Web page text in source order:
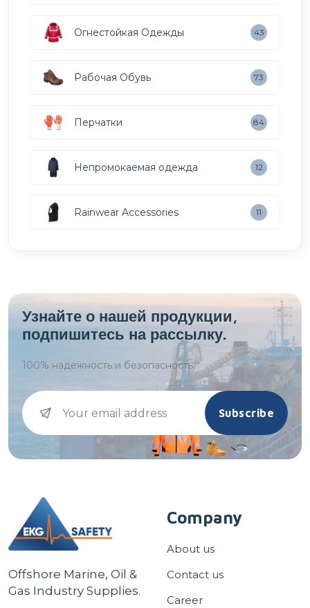
Огнестойкая Одежды 43
Рабочая Обувь 73
Перчатки 84
Непромокаемая одежда 12
Rainwear Accessories 11
Узнайте о нашей продукции,
подпишитесь на рассылку.
100% надежность и безопасность.
Subscribe
Offshore Marine, Oil &
Gas Industry Supplies.
Company
About us
Contact us
Career